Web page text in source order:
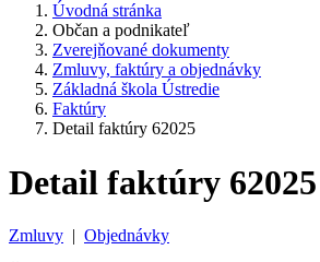
Úvodná stránka
Občan a podnikateľ
Zverejňované dokumenty
Zmluvy, faktúry a objednávky
Základná škola Ústredie
Faktúry
Detail faktúry 62025
Detail faktúry 62025
Zmluvy | Objednávky